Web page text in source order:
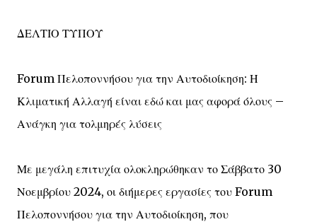
ΔΕΛΤΙΟ ΤΥΠΟΥ
Forum Πελοποννήσου για την Αυτοδιοίκηση: Η
Κλιματική Αλλαγή είναι εδώ και μας αφορά όλους –
Ανάγκη για τολμηρές λύσεις
Με μεγάλη επιτυχία ολοκληρώθηκαν το Σάββατο 30
Νοεμβρίου 2024, οι διήμερες εργασίες του Forum
Πελοποννήσου για την Αυτοδιοίκηση, που